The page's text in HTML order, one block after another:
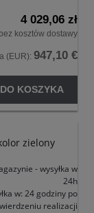
4 029,06 zł
kosztów dostawy
(EUR): 947,10 €
DO KOSZYKA
zielony
- wysyłka w
24h
w: 24 godziny po
realizacji